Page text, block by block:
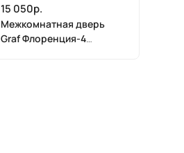
15 050р.
Межкомнатная дверь
Graf Флоренция-4